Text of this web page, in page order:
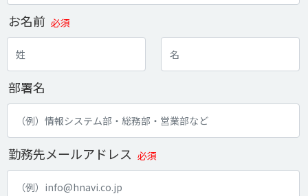
お名前 必須
部署名
勤務先メールアドレス 必須